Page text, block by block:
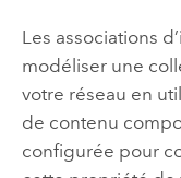
Les associations
modéliser une
votre réseau en
de contenu
configurée pour